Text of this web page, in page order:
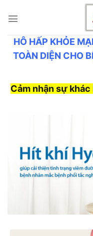
HÔ HẤP KHỎE
TOÀN DIỆN CHO
Cảm nhận sự